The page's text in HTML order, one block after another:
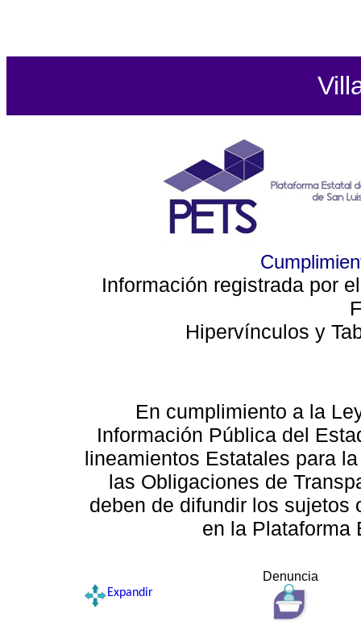
Información registrada por
Hipervínculos y
En cumplimiento a la
Información Pública del
lineamientos Estatales para
las Obligaciones de
deben de difundir los sujetos
en la Plataforma
Denuncia
Expandir